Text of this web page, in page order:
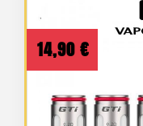
14,90 €